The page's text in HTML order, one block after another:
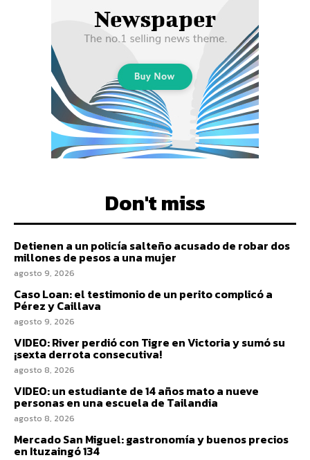
Don't miss
Detienen a un policía salteño acusado de robar dos
millones de pesos a una mujer
agosto 9, 2026
Caso Loan: el testimonio de un perito complicó a
Pérez y Caillava
agosto 9, 2026
VIDEO: River perdió con Tigre en Victoria y sumó su
¡sexta derrota consecutiva!
agosto 8, 2026
VIDEO: un estudiante de 14 años mato a nueve
personas en una escuela de Tailandia
agosto 8, 2026
Mercado San Miguel: gastronomía y buenos precios
en Ituzaingó 134